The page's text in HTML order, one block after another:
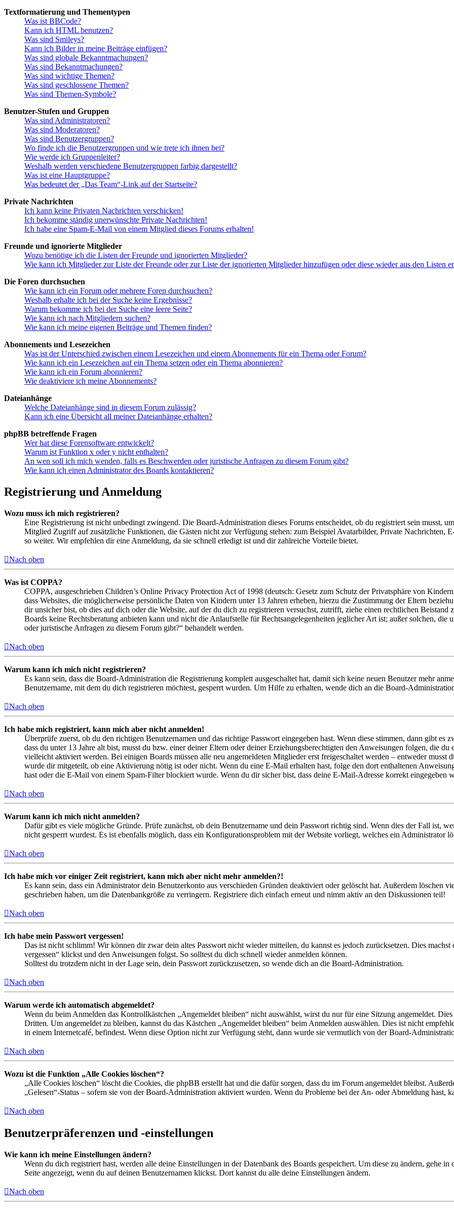
Textformatierung und Thementypen
Was ist BBCode?
Kann ich HTML benutzen?
Was sind Smileys?
Kann ich Bilder in meine Beiträge einfügen?
Was sind globale Bekanntmachungen?
Was sind Bekanntmachungen?
Was sind wichtige Themen?
Was sind geschlossene Themen?
Was sind Themen-Symbole?
Benutzer-Stufen und Gruppen
Was sind Administratoren?
Was sind Moderatoren?
Was sind Benutzergruppen?
Wo finde ich die Benutzergruppen und wie trete ich ihnen bei?
Wie werde ich Gruppenleiter?
Weshalb werden verschiedene Benutzergruppen farbig dargestellt?
Was ist eine Hauptgruppe?
Was bedeutet der „Das Team“-Link auf der Startseite?
Private Nachrichten
Ich kann keine Privaten Nachrichten verschicken!
Ich bekomme ständig unerwünschte Private Nachrichten!
Ich habe eine Spam-E-Mail von einem Mitglied dieses Forums erhalten!
Freunde und ignorierte Mitglieder
Wozu benötige ich die Listen der Freunde und ignorierten Mitglieder?
Wie kann ich Mitglieder zur Liste der Freunde oder zur Liste der ignorierten Mitglieder hinzufügen oder diese wieder aus den Listen
Die Foren durchsuchen
Wie kann ich ein Forum oder mehrere Foren durchsuchen?
Weshalb erhalte ich bei der Suche keine Ergebnisse?
Warum bekomme ich bei der Suche eine leere Seite?
Wie kann ich nach Mitgliedern suchen?
Wie kann ich meine eigenen Beiträge und Themen finden?
Abonnements und Lesezeichen
Was ist der Unterschied zwischen einem Lesezeichen und einem Abonnements für ein Thema oder Forum?
Wie kann ich ein Lesezeichen auf ein Thema setzen oder ein Thema abonnieren?
Wie kann ich ein Forum abonnieren?
Wie deaktiviere ich meine Abonnements?
Dateianhänge
Welche Dateianhänge sind in diesem Forum zulässig?
Kann ich eine Übersicht all meiner Dateianhänge erhalten?
phpBB betreffende Fragen
Wer hat diese Forensoftware entwickelt?
Warum ist Funktion x oder y nicht enthalten?
An wen soll ich mich wenden, falls es Beschwerden oder juristische Anfragen zu diesem Forum gibt?
Wie kann ich einen Administrator des Boards kontaktieren?
Registrierung und Anmeldung
Wozu muss ich mich registrieren?
Eine Registrierung ist nicht unbedingt zwingend. Die Board-Administration dieses Forums entscheidet, ob du registriert sein musst,
Mitglied Zugriff auf zusätzliche Funktionen, die Gästen nicht zur Verfügung stehen: zum Beispiel Avatarbilder, Private Nachrichten,
so weiter. Wir empfehlen dir eine Anmeldung, da sie schnell erledigt ist und dir zahlreiche Vorteile bietet.
Nach oben
Was ist COPPA?
COPPA, ausgeschrieben Children’s Online Privacy Protection Act of 1998 (deutsch: Gesetz zum Schutz der Privatsphäre von
dass Websites, die möglicherweise persönliche Daten von Kindern unter 13 Jahren erheben, hierzu die Zustimmung der Eltern
dir unsicher bist, ob dies auf dich oder die Website, auf der du dich zu registrieren versuchst, zutrifft, ziehe einen rechtlichen
Boards keine Rechtsberatung anbieten kann und nicht die Anlaufstelle für Rechtsangelegenheiten jeglicher Art ist; außer solchen,
oder juristische Anfragen zu diesem Forum gibt?“ behandelt werden.
Nach oben
Warum kann ich mich nicht registrieren?
Es kann sein, dass die Board-Administration die Registrierung komplett ausgeschaltet hat, damit sich keine neuen Benutzer mehr
Benutzername, mit dem du dich registrieren möchtest, gesperrt wurden. Um Hilfe zu erhalten, wende dich an die Board-
Nach oben
Ich habe mich registriert, kann mich aber nicht anmelden!
Überprüfe zuerst, ob du den richtigen Benutzernamen und das richtige Passwort eingegeben hast. Wenn diese stimmen, dann gibt es
dass du unter 13 Jahre alt bist, musst du bzw. einer deiner Eltern oder deiner Erziehungsberechtigten den Anweisungen folgen, die
vielleicht aktiviert werden. Bei einigen Boards müssen alle neu angemeldeten Mitglieder erst freigeschaltet werden – entweder musst
wurde dir mitgeteilt, ob eine Aktivierung nötig ist oder nicht. Wenn du eine E-Mail erhalten hast, folge den dort enthaltenen
hast oder die E-Mail von einem Spam-Filter blockiert wurde. Wenn du dir sicher bist, dass deine E-Mail-Adresse korrekt eingegeben
Nach oben
Warum kann ich mich nicht anmelden?
Dafür gibt es viele mögliche Gründe. Prüfe zunächst, ob dein Benutzername und dein Passwort richtig sind. Wenn dies der Fall ist,
nicht gesperrt wurdest. Es ist ebenfalls möglich, dass ein Konfigurationsproblem mit der Website vorliegt, welches ein Administrator
Nach oben
Ich habe mich vor einiger Zeit registriert, kann mich aber nicht mehr anmelden?!
Es kann sein, dass ein Administrator dein Benutzerkonto aus verschieden Gründen deaktiviert oder gelöscht hat. Außerdem löschen
geschrieben haben, um die Datenbankgröße zu verringern. Registriere dich einfach erneut und nimm aktiv an den Diskussionen teil!
Nach oben
Ich habe mein Passwort vergessen!
Das ist nicht schlimm! Wir können dir zwar dein altes Passwort nicht wieder mitteilen, du kannst es jedoch zurücksetzen. Dies
vergessen“ klickst und den Anweisungen folgst. So solltest du dich schnell wieder anmelden können.
Solltest du trotzdem nicht in der Lage sein, dein Passwort zurückzusetzen, so wende dich an die Board-Administration.
Nach oben
Warum werde ich automatisch abgemeldet?
Wenn du beim Anmelden das Kontrollkästchen „Angemeldet bleiben“ nicht auswählst, wirst du nur für eine Sitzung angemeldet.
Dritten. Um angemeldet zu bleiben, kannst du das Kästchen „Angemeldet bleiben“ beim Anmelden auswählen. Dies ist nicht
in einem Internetcafé, befindest. Wenn diese Option nicht zur Verfügung steht, dann wurde sie vermutlich von der Board-
Nach oben
Wozu ist die Funktion „Alle Cookies löschen“?
„Alle Cookies löschen“ löscht die Cookies, die phpBB erstellt hat und die dafür sorgen, dass du im Forum angemeldet bleibst.
„Gelesen“-Status – sofern sie von der Board-Administration aktiviert wurden. Wenn du Probleme bei der An- oder Abmeldung hast,
Nach oben
Benutzerpräferenzen und -einstellungen
Wie kann ich meine Einstellungen ändern?
Wenn du dich registriert hast, werden alle deine Einstellungen in der Datenbank des Boards gespeichert. Um diese zu ändern, gehe
Seite angezeigt, wenn du auf deinen Benutzernamen klickst. Dort kannst du alle deine Einstellungen ändern.
Nach oben